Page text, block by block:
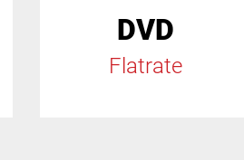
DVD
Flatrate